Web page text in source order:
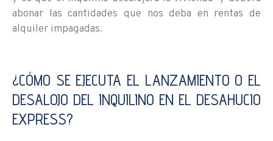
abonar las cantidades que nos deba en rentas de
alquiler impagadas.
¿CÓMO SE EJECUTA EL LANZAMIENTO O EL
DESALOJO DEL INQUILINO EN EL DESAHUCIO
EXPRESS?